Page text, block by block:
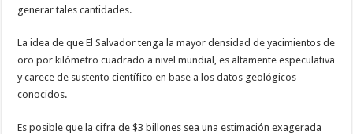
generar tales cantidades.
La idea de que El Salvador tenga la mayor densidad de yacimientos de
oro por kilómetro cuadrado a nivel mundial, es altamente especulativa
y carece de sustento científico en base a los datos geológicos
conocidos.
Es posible que la cifra de $3 billones sea una estimación exagerada